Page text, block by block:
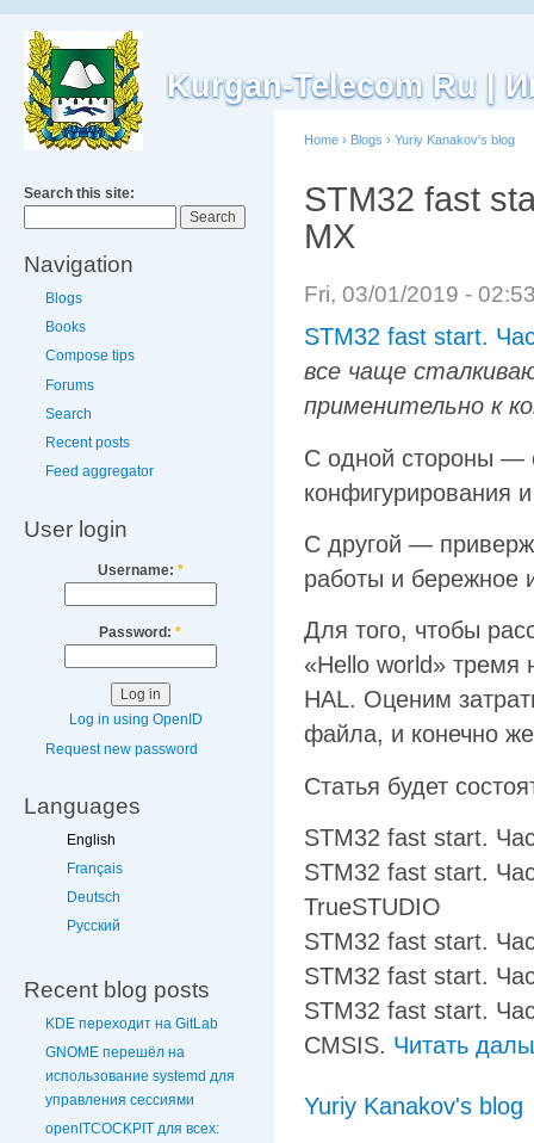
Kurgan-Telecom Ru |
Search this site:
Navigation
Blogs
Books
Compose tips
Forums
Search
Recent posts
Feed aggregator
User login
Username: *
Password: *
Log in using OpenID
Request new password
Languages
English
Français
Deutsch
Русский
Recent blog posts
KDE переходит на GitLab
GNOME перешёл на
использование systemd для
управления сессиями
openITCOCKPIT для всех:
Home › Blogs › Yuriy Kanakov's blog
STM32 fast
MX
Fri, 03/01/2019 -
STM32 fast start.
все чаще
применительно к
С одной стороны —
конфигурирования
С другой —
работы и бережное
Для того, чтобы
«Hello world» тремя
HAL. Оценим
файла, и конечно
Статья будет
STM32 fast start.
STM32 fast start.
TrueSTUDIO
STM32 fast start.
STM32 fast start.
STM32 fast start.
CMSIS. Читать
Yuriy Kanakov's blog